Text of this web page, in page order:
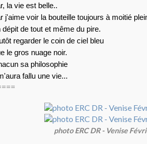
la vie est belle..
j'aime voir la bouteille toujours à moitié
dépit de tout et même du pire.
regarder le coin de ciel bleu
le gros nuage noir.
sa philosophie
fallu une vie...
photo ERC DR - Venise